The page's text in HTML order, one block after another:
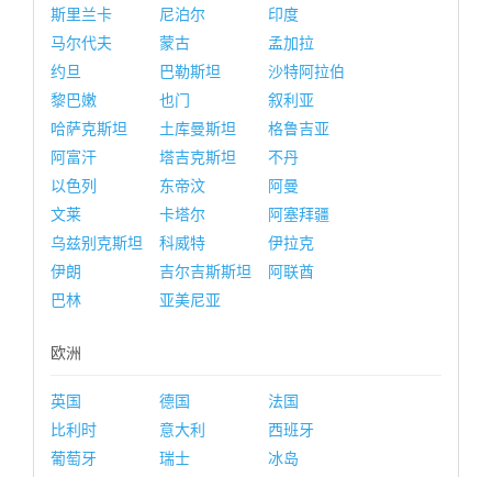
斯里兰卡
尼泊尔
印度
马尔代夫
蒙古
孟加拉
约旦
巴勒斯坦
沙特阿拉伯
黎巴嫩
也门
叙利亚
哈萨克斯坦
土库曼斯坦
格鲁吉亚
阿富汗
塔吉克斯坦
不丹
以色列
东帝汶
阿曼
文莱
卡塔尔
阿塞拜疆
乌兹别克斯坦
科威特
伊拉克
伊朗
吉尔吉斯斯坦
阿联酋
巴林
亚美尼亚
欧洲
英国 德国
法国
比利时
意大利
西班牙
葡萄牙
瑞士
冰岛